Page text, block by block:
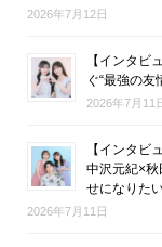
2026年7月12日
【インタビ
ぐ“最強の友
2026年7月11
【インタビ
中沢元紀×秋
せになりた
2026年7月11日